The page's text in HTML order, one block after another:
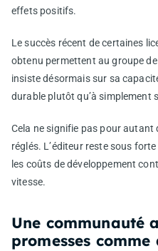
effets positifs.
Le succès récent de certaines
obtenu permettent au groupe
insiste désormais sur sa
durable plutôt qu’à simplement
Cela ne signifie pas pour autant
réglés. L’éditeur reste sous
les coûts de développement
vitesse.
Une communauté
promesses